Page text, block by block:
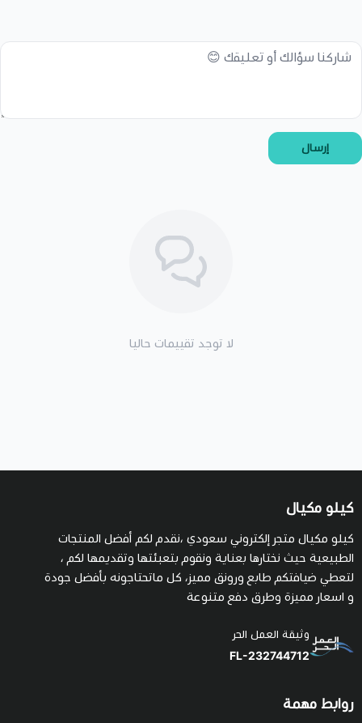
إرسال
لا توجد تقييمات حاليا
كيلو مكيال
كيلو مكيال متجر إلكتروني سعودي ،نقدم لكم أفضل المنتجات
الطبيعية حيث نختارها بعناية ونقوم بتعبئتها وتقديمها لكم ،
لتعطي ضيافتكم طابع ورونق مميز، كل ماتحتاجونه بأفضل جودة
و اسعار مميزة وطرق دفع متنوعة
وثيقة العمل الحر
FL-232744712
روابط مهمة